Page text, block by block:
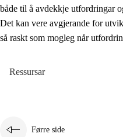
både til å avdekkje utfordringar
Det kan vere avgjerande for
så raskt som mogleg når
Ressursar
Førre side